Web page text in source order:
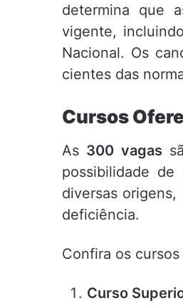
determina que
vigente,
Nacional. Os
cientes das
Cursos
As 300 vagas
possibilidade
diversas
deficiência.
Confira os
Curso